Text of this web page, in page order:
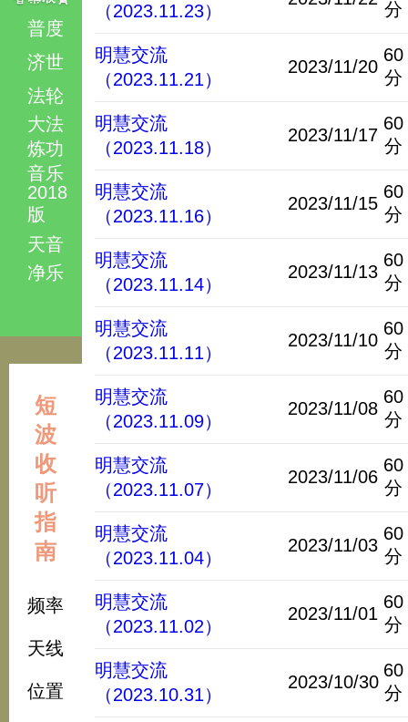
普度
济世
法轮
大法
炼功
音乐
2018
版
天音
净乐
短
波
收
听
指
南
频率
天线
位置
（2023.11.23） 分
明慧交流
（2023.11.21）
2023/11/20
60
分
明慧交流
（2023.11.18）
2023/11/17
60
分
明慧交流
（2023.11.16）
2023/11/15
60
分
明慧交流
（2023.11.14）
2023/11/13
60
分
明慧交流
（2023.11.11）
2023/11/10
60
分
明慧交流
（2023.11.09）
2023/11/08
60
分
明慧交流
（2023.11.07）
2023/11/06
60
分
明慧交流
（2023.11.04）
2023/11/03
60
分
明慧交流
（2023.11.02）
2023/11/01
60
分
明慧交流
（2023.10.31）
2023/10/30
60
分